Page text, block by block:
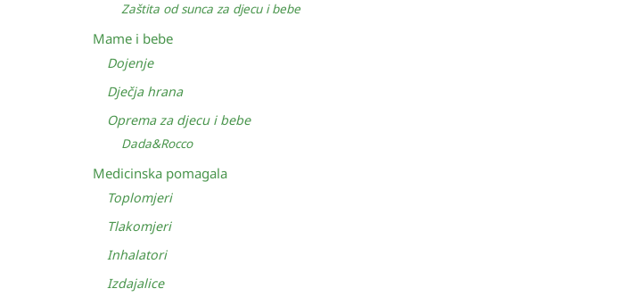
Zaštita od sunca za djecu i bebe
Mame i bebe
Dojenje
Dječja hrana
Oprema za djecu i bebe
Dada&Rocco
Medicinska pomagala
Toplomjeri
Tlakomjeri
Inhalatori
Izdajalice